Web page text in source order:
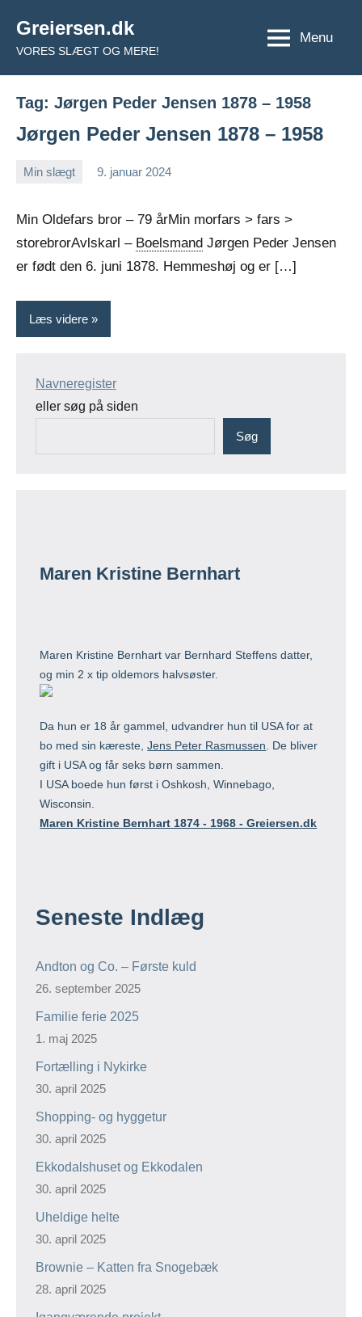
indhold
Greiersen.dk
VORES SLÆGT OG MERE!
Menu
Tag: Jørgen Peder Jensen 1878 – 1958
Jørgen Peder Jensen 1878 – 1958
Min slægt 9. januar 2024
Min Oldefars bror – 79 årMin morfars > fars >
storebrorAvlskarl – Boelsmand Jørgen Peder Jensen
er født den 6. juni 1878. Hemmeshøj og er […]
Læs videre
Navneregister
eller søg på siden
Søg
Maren Kristine Bernhart
Maren Kristine Bernhart var Bernhard Steffens datter,
og min 2 x tip oldemors halvsøster.
Da hun er 18 år gammel, udvandrer hun til USA for at
bo med sin kæreste,Jens Peter Rasmussen. De bliver
gift i USA og får seks børn sammen.
I USA boede hun først i Oshkosh, Winnebago,
Wisconsin.
Maren Kristine Bernhart 1874 - 1968 - Greiersen.dk
Seneste Indlæg
Andton og Co. – Første kuld
26. september 2025
Familie ferie 2025
1. maj 2025
Fortælling i Nykirke
30. april 2025
Shopping- og hyggetur
30. april 2025
Ekkodalshuset og Ekkodalen
30. april 2025
Uheldige helte
30. april 2025
Brownie – Katten fra Snogebæk
28. april 2025